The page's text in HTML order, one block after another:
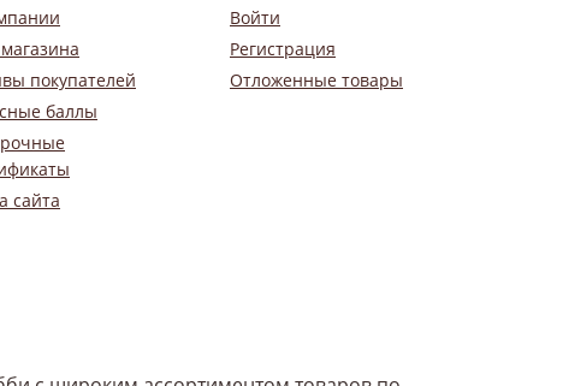
покупателей
баллы
сайта
Войти
Регистрация
Отложенные товары